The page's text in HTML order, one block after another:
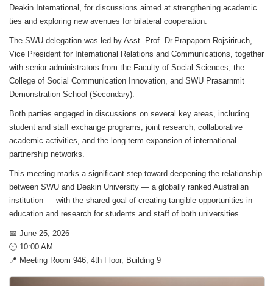
Deakin International, for discussions aimed at strengthening academic
ties and exploring new avenues for bilateral cooperation.
The SWU delegation was led by Asst. Prof. Dr.Prapaporn Rojsiriruch,
Vice President for International Relations and Communications, together
with senior administrators from the Faculty of Social Sciences, the
College of Social Communication Innovation, and SWU Prasarnmit
Demonstration School (Secondary).
Both parties engaged in discussions on several key areas, including
student and staff exchange programs, joint research, collaborative
academic activities, and the long-term expansion of international
partnership networks.
This meeting marks a significant step toward deepening the relationship
between SWU and Deakin University — a globally ranked Australian
institution — with the shared goal of creating tangible opportunities in
education and research for students and staff of both universities.
📅 June 25, 2026
🕙 10:00 AM
📍 Meeting Room 946, 4th Floor, Building 9